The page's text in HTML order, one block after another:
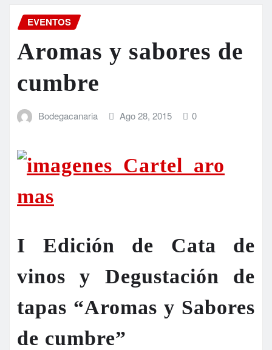
EVENTOS
Aromas y sabores de
cumbre
Bodegacanaria Ago 28, 2015 0
I Edición de Cata de
vinos y Degustación de
tapas “Aromas y Sabores
de cumbre”